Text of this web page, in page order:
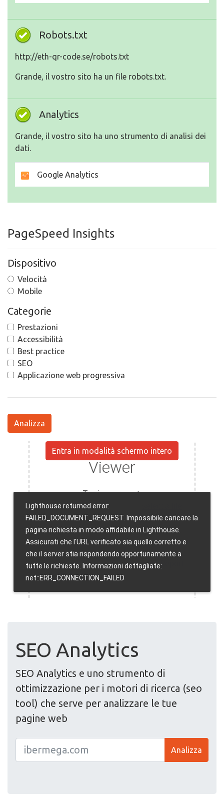
Robots.txt
http://eth-qr-code.se/robots.txt
Grande, il vostro sito ha un file robots.txt.
Analytics
Grande, il vostro sito ha uno strumento di analisi dei
dati.
Google Analytics
PageSpeed Insights
Dispositivo
Velocità
Mobile
Categorie
Prestazioni
Accessibilità
Best practice
SEO
Applicazione web progressiva
Analizza
Entra in modalità schermo intero
SEO Analytics
SEO Analytics e uno strumento di
ottimizzazione per i motori di ricerca (seo
tool) che serve per analizzare le tue
pagine web
Analizza